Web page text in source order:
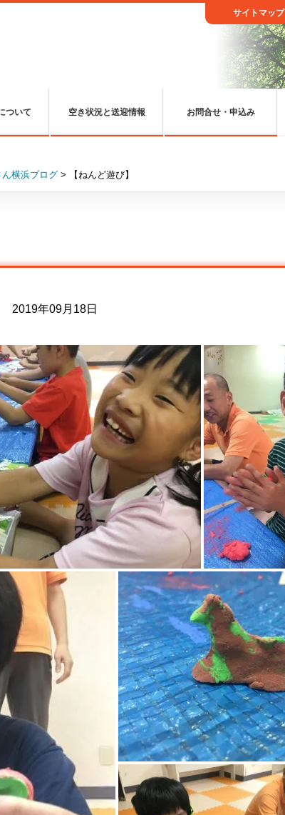
サイトマップ
ついて 空き状況と送迎情報 お問合せ・申込み
ん横浜ブログ > 【ねんど遊び】
2019年09月18日